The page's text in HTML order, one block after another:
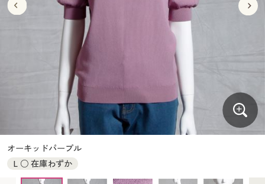
カーテン・ラグ・ファブリック
制服・学生服
ジュニア・ティーンズ下着
大きいサイズ通販すべて
大きいサイズ レディース服
大きいサイズ レディース下着
大きいサイズ メンズ
大きいサイズ 事務・制服
バーゲンセール
シークレットセール
商品カテゴリ一覧
カタログ・チラシからのご注文
デジタルカタログ
ジュニア・ティーンズ下着
大きいサイズ レディース服
大きいサイズ レディース下着
大きいサイズ メンズ
大きいサイズ 事務・制服
バーゲンセール
シークレットセール
詳細検索
商品カテゴリ一覧
カタログ・チラシからのご注文
カタログ無料プレゼント
オーキッドパープル
L ○ 在庫わずか